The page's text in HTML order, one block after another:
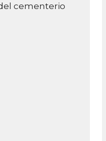
cementerio